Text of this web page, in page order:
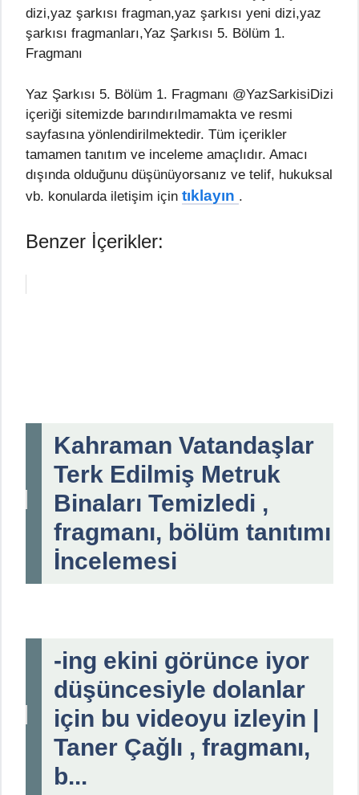
dizi,yaz şarkısı fragman,yaz şarkısı yeni dizi,yaz
şarkısı fragmanları,Yaz Şarkısı 5. Bölüm 1.
Fragmanı
Yaz Şarkısı 5. Bölüm 1. Fragmanı @YazSarkisiDizi
içeriği sitemizde barındırılmamakta ve resmi
sayfasına yönlendirilmektedir. Tüm içerikler
tamamen tanıtım ve inceleme amaçlıdır. Amacı
dışında olduğunu düşünüyorsanız ve telif, hukuksal
vb. konularda iletişim için tıklayın .
Benzer İçerikler:
Kahraman Vatandaşlar
Terk Edilmiş Metruk
Binaları Temizledi ,
fragmanı, bölüm tanıtımı
İncelemesi
-ing ekini görünce iyor
düşüncesiyle dolanlar
için bu videoyu izleyin |
Taner Çağlı , fragmanı,
b...